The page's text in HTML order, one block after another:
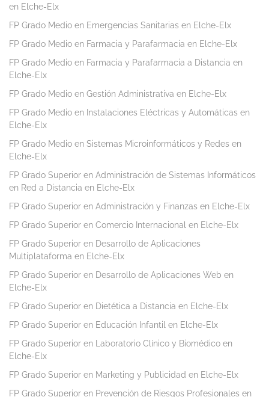
en Elche-Elx
FP Grado Medio en Emergencias Sanitarias en Elche-Elx
FP Grado Medio en Farmacia y Parafarmacia en Elche-Elx
FP Grado Medio en Farmacia y Parafarmacia a Distancia en
Elche-Elx
FP Grado Medio en Gestión Administrativa en Elche-Elx
FP Grado Medio en Instalaciones Eléctricas y Automáticas en
Elche-Elx
FP Grado Medio en Sistemas Microinformáticos y Redes en
Elche-Elx
FP Grado Superior en Administración de Sistemas Informáticos
en Red a Distancia en Elche-Elx
FP Grado Superior en Administración y Finanzas en Elche-Elx
FP Grado Superior en Comercio Internacional en Elche-Elx
FP Grado Superior en Desarrollo de Aplicaciones
Multiplataforma en Elche-Elx
FP Grado Superior en Desarrollo de Aplicaciones Web en
Elche-Elx
FP Grado Superior en Dietética a Distancia en Elche-Elx
FP Grado Superior en Educación Infantil en Elche-Elx
FP Grado Superior en Laboratorio Clínico y Biomédico en
Elche-Elx
FP Grado Superior en Marketing y Publicidad en Elche-Elx
FP Grado Superior en Prevención de Riesgos Profesionales en